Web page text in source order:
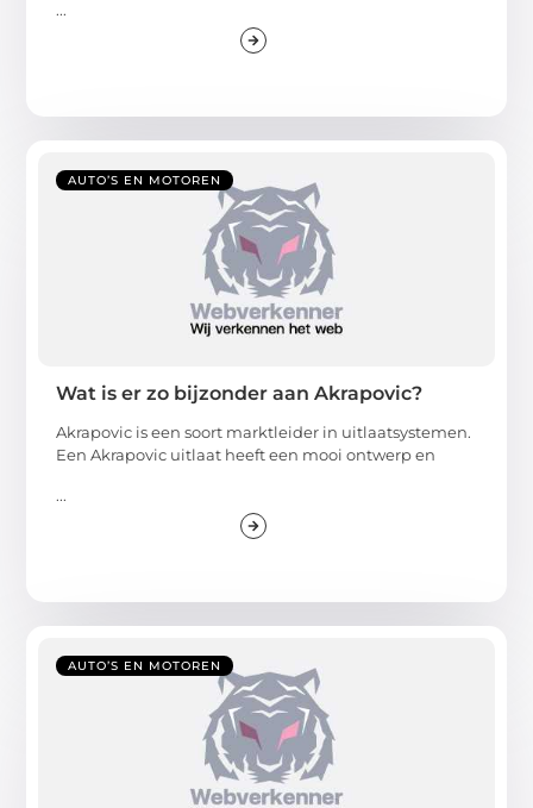
...
AUTO’S EN MOTOREN
Wat is er zo bijzonder aan Akrapovic?
Akrapovic is een soort marktleider in uitlaatsystemen.
Een Akrapovic uitlaat heeft een mooi ontwerp en
...
AUTO’S EN MOTOREN